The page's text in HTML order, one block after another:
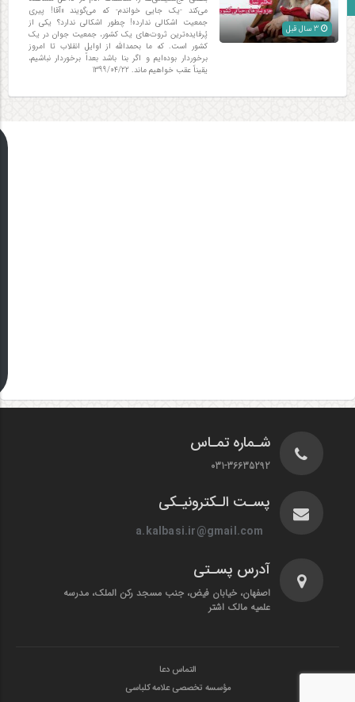
می‌کند -یک جایی خواندم- که می‌گویند «آقا! پیری
جمعیت اشکالی ندارد»! چطور اشکالی ندارد؟ یکی از
پُرفایده‌ترین ثروت‌های یک کشور، جمعیت جوان در یک
کشور است. که ما بحمدالله از اوایل انقلاب تا امروز
برخوردار بوده‌ایم و اگر بنا باشد بعداً برخوردار نباشیم،
یقیناً عقب خواهیم ماند. 1399/04/22
شـماره تمـاس
031-36635292
پسـت الـکترونیـکی
a.kalbasi.ir@gmail.com
آدرس پسـتی
اصفهان، خیابان فیض، جنب مسجد رکن الملک، مدرسه
علمیه مالک اشتر
التماس دعا
مؤسسه تخصصی علامه کلباسی